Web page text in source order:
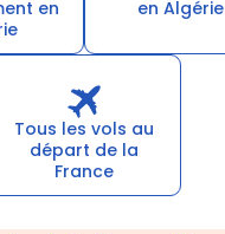
en
en Algérie
Tous les vols au
départ de la
France